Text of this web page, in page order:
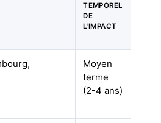
TEMPOREL
DE
L'IMPACT
Moyen
terme
(2-4 ans)